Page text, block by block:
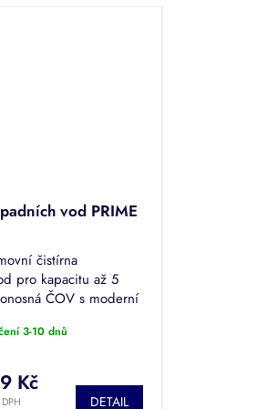
vod PRIME
čistírna
pro kapacitu až 5
ČOV s moderní
(certifikace EN
3-10 dnů
Kč
DETAIL